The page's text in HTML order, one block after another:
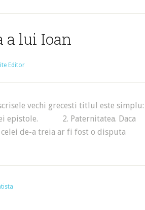
a lui Ioan
Editor
vechi grecesti titlul este simplu:
epistole. 2. Paternitatea. Daca
de-a treia ar fi fost o disputa